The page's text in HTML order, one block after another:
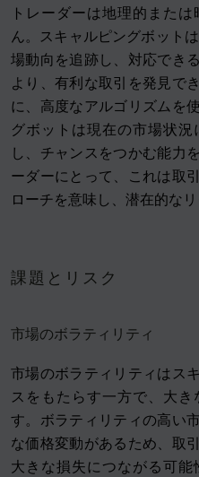
トレーダーは地理的また
ん。スキャルピングボット
場動向を追跡し、対応でき
より、有利な取引を発見で
に、高度なアルゴリズムを
グボットは現在の市場状
し、チャンスをつかむ能力
ーダーにとって、これは取
ローチを意味し、潜在的な
課題とリスク
市場のボラティリティ
市場のボラティリティはス
スをもたらす一方で、大
す。ボラティリティの高い
な価格変動があるため、取
大きな損失につながる可